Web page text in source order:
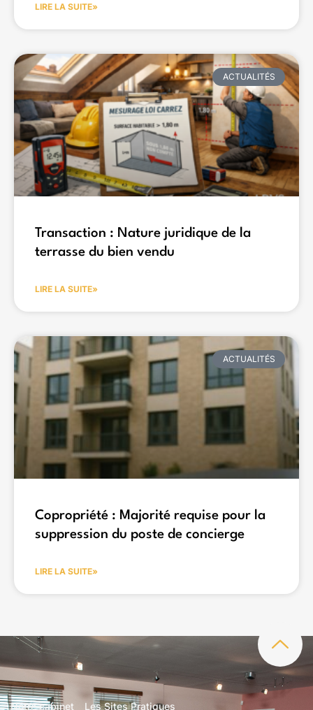
LIRE LA SUITE»
ACTUALITÉS
Transaction : Nature juridique de la
terrasse du bien vendu
LIRE LA SUITE»
ACTUALITÉS
Copropriété : Majorité requise pour la
suppression du poste de concierge
LIRE LA SUITE»
Notre cabinet Les Sites Pratiques